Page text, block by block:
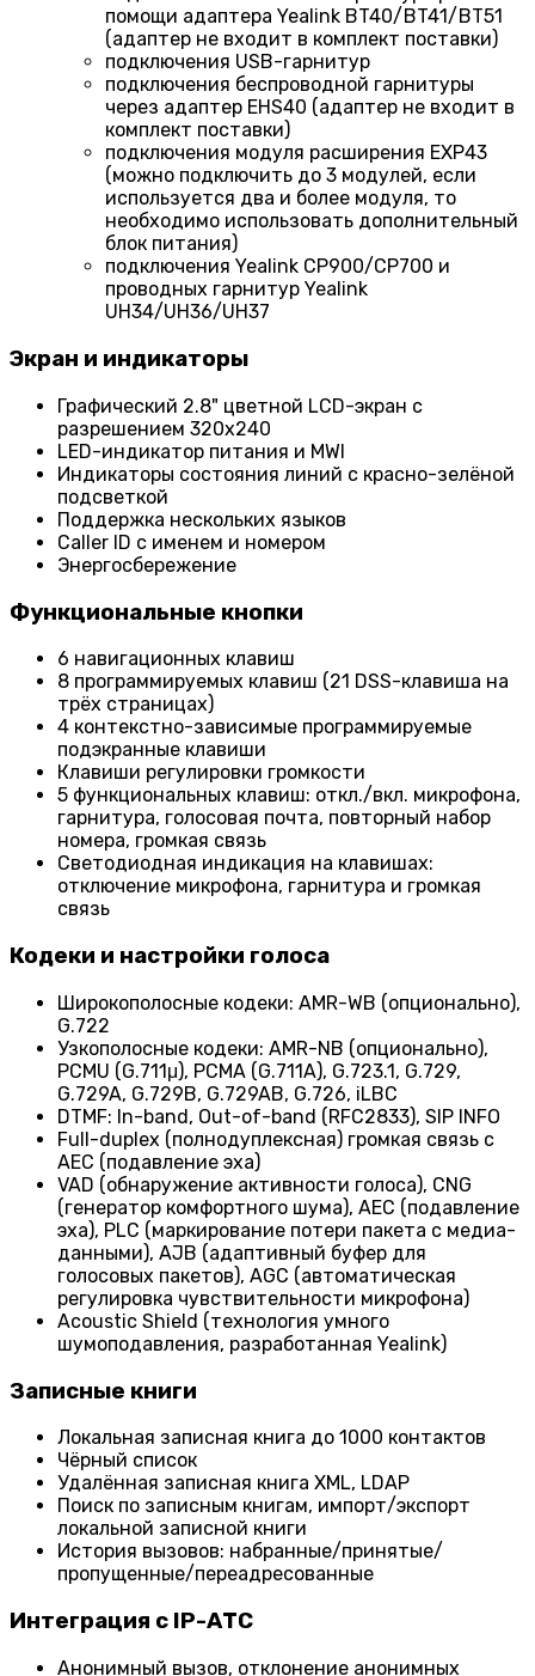
помощи адаптера Yealink BT40/BT41/BT51
(адаптер не входит в комплект поставки)
подключения USB-гарнитур
подключения беспроводной гарнитуры
через адаптер EHS40 (адаптер не входит в
комплект поставки)
подключения модуля расширения EXP43
(можно подключить до 3 модулей, если
используется два и более модуля, то
необходимо использовать дополнительный
блок питания)
подключения Yealink CP900/CP700 и
проводных гарнитур Yealink
UH34/UH36/UH37
Экран и индикаторы
Графический 2.8" цветной LCD-экран с
разрешением 320х240
LED-индикатор питания и MWI
Индикаторы состояния линий с красно-зелёной
подсветкой
Поддержка нескольких языков
Caller ID с именем и номером
Энергосбережение
Функциональные кнопки
6 навигационных клавиш
8 программируемых клавиш (21 DSS-клавиша на
трёх страницах)
4 контекстно-зависимые программируемые
подэкранные клавиши
Клавиши регулировки громкости
5 функциональных клавиш: откл./вкл. микрофона,
гарнитура, голосовая почта, повторный набор
номера, громкая связь
Светодиодная индикация на клавишах:
отключение микрофона, гарнитура и громкая
связь
Кодеки и настройки голоса
Широкополосные кодеки: AMR-WB (опционально),
G.722
Узкополосные кодеки: AMR-NB (опционально),
PCMU (G.711μ), PCMA (G.711A), G.723.1, G.729,
G.729A, G.729B, G.729AB, G.726, iLBC
DTMF: In-band, Out-of-band (RFC2833), SIP INFO
Full-duplex (полнодуплексная) громкая связь с
AEC (подавление эха)
VAD (обнаружение активности голоса), CNG
(генератор комфортного шума), AEC (подавление
эха), PLC (маркирование потери пакета с медиа-
данными), AJB (адаптивный буфер для
голосовых пакетов), AGC (автоматическая
регулировка чувствительности микрофона)
Acoustic Shield (технология умного
шумоподавления, разработанная Yealink)
Записные книги
Локальная записная книга до 1000 контактов
Чёрный список
Удалённая записная книга XML, LDAP
Поиск по записным книгам, импорт/экспорт
локальной записной книги
История вызовов: набранные/принятые/
пропущенные/переадресованные
Интеграция с IP-АТС
Анонимный вызов, отклонение анонимных